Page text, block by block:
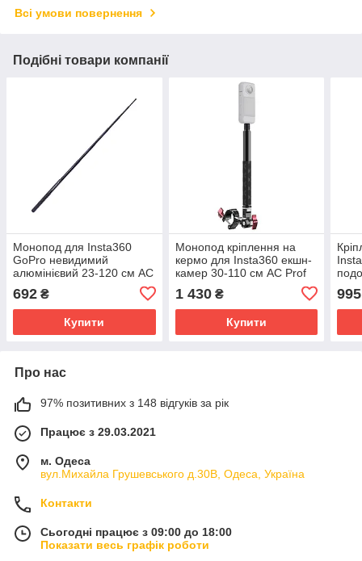
Всі умови повернення
Подібні товари компанії
Монопод для Insta360
GoPro невидимий
алюмінієвий 23-120 см AC
692 ₴
Купити
Монопод кріплення на
кермо для Insta360 екшн-
камер 30-110 см AC Prof
1 430₴
Купити
995
Про нас
97% позитивних з 148 відгуків за рік
Працює з 29.03.2021
м. Одеса
вул.Михайла Грушевського д.30В, Одеса, Україна
Контакти
Сьогодні працює з 09:00 до 18:00
Показати весь графік роботи